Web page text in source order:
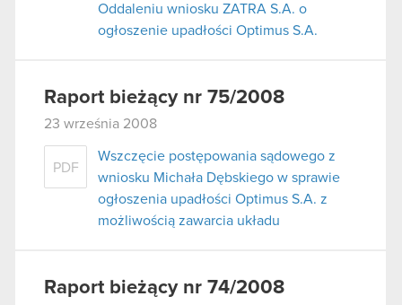
Oddaleniu wniosku ZATRA S.A. o
ogłoszenie upadłości Optimus S.A.
Raport bieżący nr 75/2008
23 września 2008
PDF
Wszczęcie postępowania sądowego z
wniosku Michała Dębskiego w sprawie
ogłoszenia upadłości Optimus S.A. z
możliwością zawarcia układu
Raport bieżący nr 74/2008